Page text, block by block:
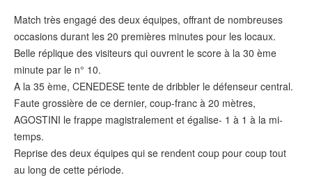
Match très engagé des deux équipes, offrant de nombreuses
occasions durant les 20 premières minutes pour les locaux.
Belle réplique des visiteurs qui ouvrent le score à la 30 ème
minute par le n° 10.
A la 35 ème, CENEDESE tente de dribbler le défenseur central.
Faute grossière de ce dernier, coup-franc à 20 mètres,
AGOSTINI le frappe magistralement et égalise- 1 à 1 à la mi-
temps.
Reprise des deux équipes qui se rendent coup pour coup tout
au long de cette période.